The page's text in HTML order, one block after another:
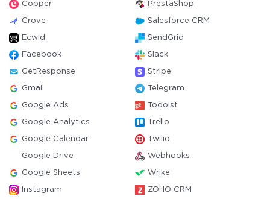
Copper PrestaShop
Crove Salesforce CRM
Ecwid SendGrid
Facebook Slack
GetResponse Stripe
Gmail Telegram
Google Ads Todoist
Google Analytics Trello
Google Calendar Twilio
Google Drive Webhooks
Google Sheets Wrike
Instagram ZOHO CRM